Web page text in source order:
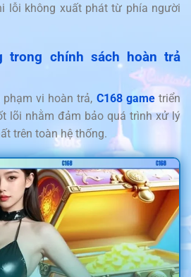
lỗi không xuất phát từ phía người
trong chính sách hoàn trả
vi hoàn trả, C168 gametriển
lõi nhằm đảm bảo quá trình xử lý
trên toàn hệ thống.